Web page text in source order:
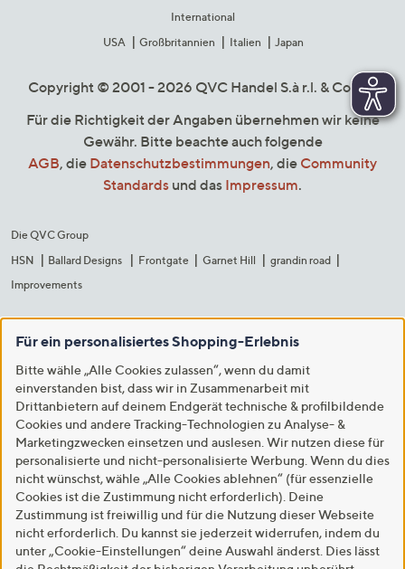
International
USA
Großbritannien Italien Japan
Copyright © 2001 - 2026 QVC Handel S.à r.l. & Co. KG
Für die Richtigkeit der Angaben übernehmen wir keine
Gewähr. Bitte beachte auch folgende
AGB, die Datenschutzbestimmungen, die Community
Standards und das Impressum.
Die QVC Group
HSN
Ballard Designs Frontgate Garnet Hill
grandin road
Improvements
Für ein personalisiertes Shopping-Erlebnis
Bitte wähle „Alle Cookies zulassen“, wenn du damit
einverstanden bist, dass wir in Zusammenarbeit mit
Drittanbietern auf deinem Endgerät technische & profilbildende
Cookies und andere Tracking-Technologien zu Analyse- &
Marketingzwecken einsetzen und auslesen. Wir nutzen diese für
personalisierte und nicht-personalisierte Werbung. Wenn du dies
nicht wünschst, wähle „Alle Cookies ablehnen“ (für essenzielle
Cookies ist die Zustimmung nicht erforderlich). Deine
Zustimmung ist freiwillig und für die Nutzung dieser Webseite
nicht erforderlich. Du kannst sie jederzeit widerrufen, indem du
unter „Cookie-Einstellungen“ deine Auswahl änderst. Dies lässt